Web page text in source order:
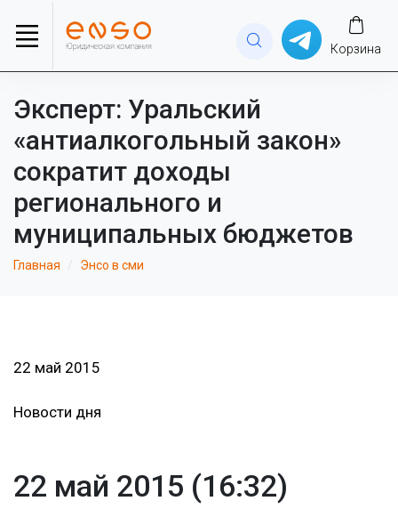
Корзина
Эксперт: Уральский
«антиалкогольный закон»
сократит доходы
регионального и
муниципальных бюджетов
Главная Энсо в сми
22 май 2015
Новости дня
22 май 2015 (16:32)